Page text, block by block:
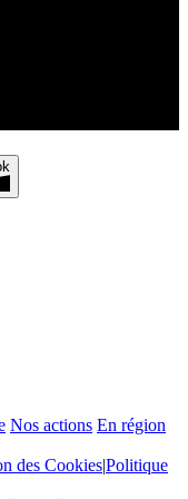
Nos actions En région
des Cookies|Politique